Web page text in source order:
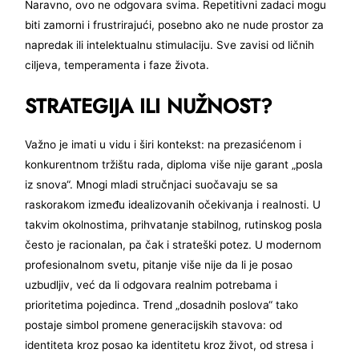
Naravno, ovo ne odgovara svima. Repetitivni zadaci mogu
biti zamorni i frustrirajući, posebno ako ne nude prostor za
napredak ili intelektualnu stimulaciju. Sve zavisi od ličnih
ciljeva, temperamenta i faze života.
STRATEGIJA ILI NUŽNOST?
Važno je imati u vidu i širi kontekst: na prezasićenom i
konkurentnom tržištu rada, diploma više nije garant „posla
iz snova“. Mnogi mladi stručnjaci suočavaju se sa
raskorakom između idealizovanih očekivanja i realnosti. U
takvim okolnostima, prihvatanje stabilnog, rutinskog posla
često je racionalan, pa čak i strateški potez. U modernom
profesionalnom svetu, pitanje više nije da li je posao
uzbudljiv, već da li odgovara realnim potrebama i
prioritetima pojedinca. Trend „dosadnih poslova“ tako
postaje simbol promene generacijskih stavova: od
identiteta kroz posao ka identitetu kroz život, od stresa i